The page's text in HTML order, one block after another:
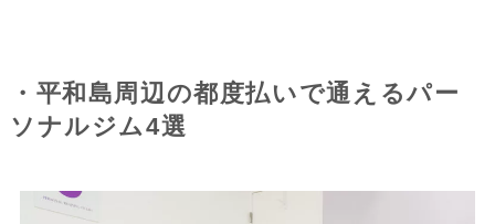
・平和島周辺の都度払いで通えるパー
ソナルジム4選